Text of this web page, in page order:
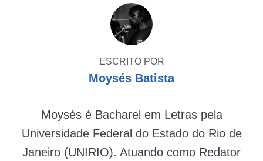
ESCRITO POR
Moysés Batista
Moysés é Bacharel em Letras pela
Universidade Federal do Estado do Rio de
Janeiro (UNIRIO). Atuando como Redator